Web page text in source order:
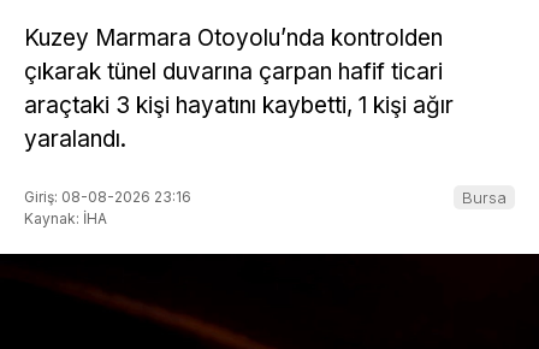
Kuzey Marmara Otoyolu’nda kontrolden
çıkarak tünel duvarına çarpan hafif ticari
araçtaki 3 kişi hayatını kaybetti, 1 kişi ağır
yaralandı.
Giriş: 08-08-2026 23:16
Kaynak: İHA
Bursa